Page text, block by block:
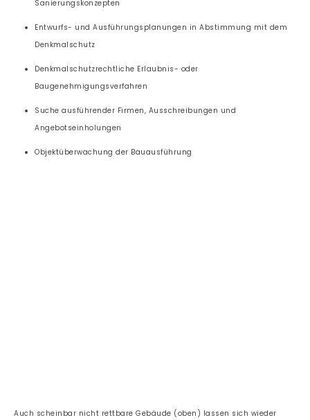
Sanierungskonzepten
Entwurfs- und Ausführungsplanungen in Abstimmung mit dem
Denkmalschutz
Denkmalschutzrechtliche Erlaubnis- oder
Baugenehmigungsverfahren
Suche ausführender Firmen, Ausschreibungen und
Angebotseinholungen
Objektüberwachung der Bauausführung
Auch scheinbar nicht rettbare Gebäude (oben) lassen sich wieder